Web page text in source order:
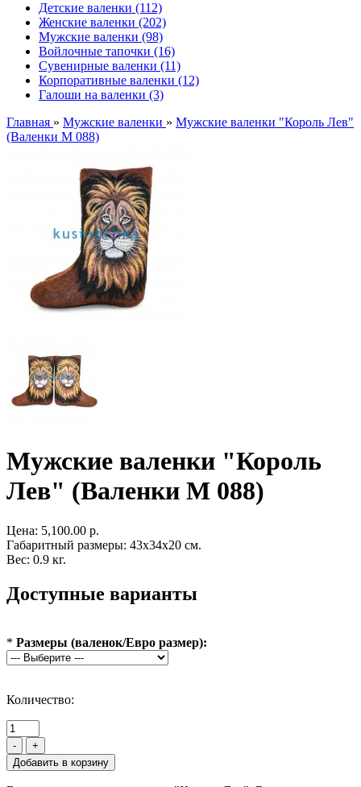
Детские валенки (112)
Женские валенки (202)
Мужские валенки (98)
Войлочные тапочки (16)
Сувенирные валенки (11)
Корпоративные валенки (12)
Галоши на валенки (3)
Главная » Мужские валенки » Мужские валенки "Король Лев"
(Валенки М 088)
Мужские валенки "Король
Лев" (Валенки М 088)
Цена: 5,100.00 р.
Габаритный размеры: 43x34x20 см.
Вес: 0.9 кг.
Доступные варианты
* Размеры (валенок/Евро размер):
Количество:
- +